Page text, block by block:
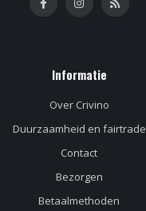
Informatie
Over Crivino
Duurzaamheid en fairtrade
Contact
Bezorgen
Betaalmethoden